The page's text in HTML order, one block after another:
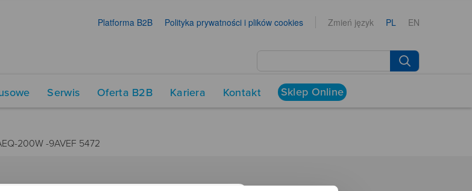
Platforma B2B Polityka prywatności i plików cookies Zmień język PL EN
Serwis Oferta B2B Kariera Kontakt Sklep Online
200W -9AVEF 5472